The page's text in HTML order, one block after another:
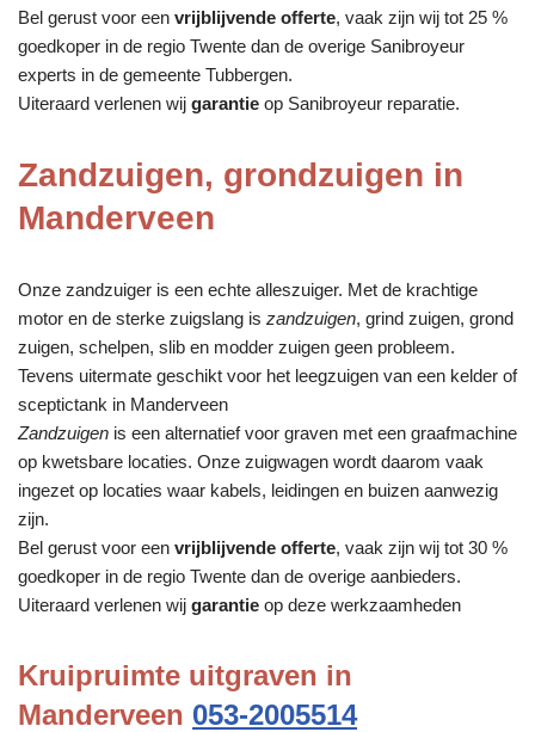
Bel gerust voor een vrijblijvende offerte, vaak zijn wij tot 25 %
goedkoper in de regio Twente dan de overige Sanibroyeur
experts in de gemeente Tubbergen.
Uiteraard verlenen wij garantie op Sanibroyeur reparatie.
Zandzuigen, grondzuigen in
Manderveen
Onze zandzuiger is een echte alleszuiger. Met de krachtige
motor en de sterke zuigslang is zandzuigen, grind zuigen, grond
zuigen, schelpen, slib en modder zuigen geen probleem.
Tevens uitermate geschikt voor het leegzuigen van een kelder of
sceptictank in Manderveen
Zandzuigen is een alternatief voor graven met een graafmachine
op kwetsbare locaties. Onze zuigwagen wordt daarom vaak
ingezet op locaties waar kabels, leidingen en buizen aanwezig
zijn.
Bel gerust voor een vrijblijvende offerte, vaak zijn wij tot 30 %
goedkoper in de regio Twente dan de overige aanbieders.
Uiteraard verlenen wij garantie op deze werkzaamheden
Kruipruimte uitgraven in
Manderveen 053-2005514